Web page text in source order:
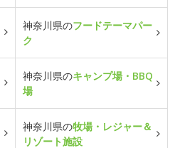
神奈川県のフードテーマパー
ク
神奈川県のキャンプ場・BBQ
場
神奈川県の牧場・レジャー＆
リゾート施設